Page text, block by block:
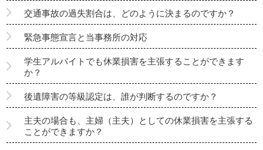
交通事故の過失割合は、どのように決まるのですか？
緊急事態宣言と当事務所の対応
学生アルバイトでも休業損害を主張することができます
か？
後遺障害の等級認定は、誰が判断するのですか？
主夫の場合も、主婦（主夫）としての休業損害を主張する
ことができますか？